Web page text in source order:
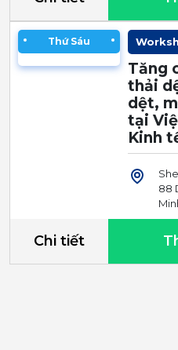
Thứ Sáu
Tăng
thải
dệt,
tại
Kinh
88
Chi tiết